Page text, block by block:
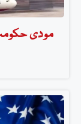
مودی حکومت